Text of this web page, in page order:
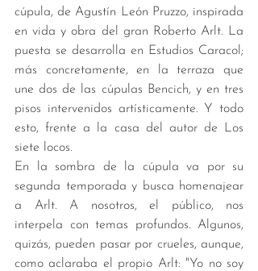
cúpula, de Agustín León Pruzzo, inspirada
en vida y obra del gran Roberto Arlt. La
puesta se desarrolla en Estudios Caracol;
más concretamente, en la terraza que
une dos de las cúpulas Bencich, y en tres
pisos intervenidos artísticamente. Y todo
esto, frente a la casa del autor de Los
siete locos.
En la sombra de la cúpula va por su
segunda temporada y busca homenajear
a Arlt. A nosotros, el público, nos
interpela con temas profundos. Algunos,
quizás, pueden pasar por crueles, aunque,
como aclaraba el propio Arlt: "Yo no soy